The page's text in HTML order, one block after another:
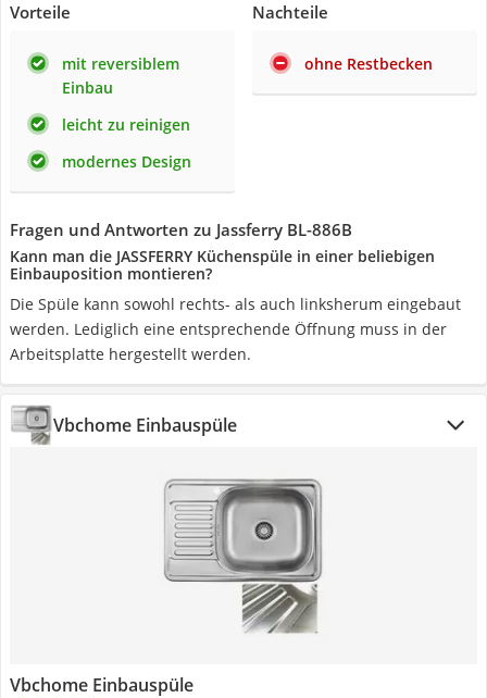
Vorteile
mit reversiblem
Einbau
leicht zu reinigen
modernes Design
Nachteile
ohne Restbecken
Fragen und Antworten zu Jassferry BL-886B
Kann man die JASSFERRY Küchenspüle in einer beliebigen
Einbauposition montieren?
Die Spüle kann sowohl rechts- als auch linksherum eingebaut
werden. Lediglich eine entsprechende Öffnung muss in der
Arbeitsplatte hergestellt werden.
Vbchome Einbauspüle
Vbchome Einbauspüle